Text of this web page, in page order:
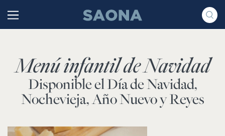
Grupo Saona
Menú infantil de Navidad
Disponible el Día de Navidad,
Nochevieja, Año Nuevo y Reyes